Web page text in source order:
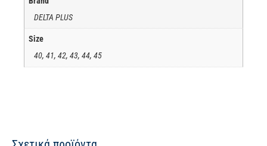
DELTA PLUS
Size
40, 41, 42, 43, 44, 45